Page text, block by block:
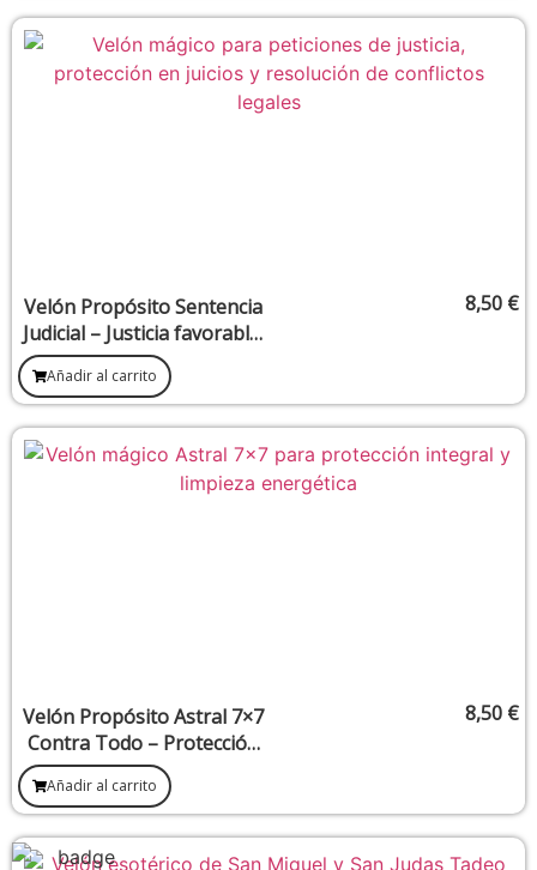
Velón Propósito Sentencia
Judicial – Justicia favorable,
resolución legal y defensa
espiritual
8,50 €
Añadir al carrito
Velón Propósito Astral 7×7
Contra Todo – Protección
integral frente a energías
negativas
8,50 €
Añadir al carrito